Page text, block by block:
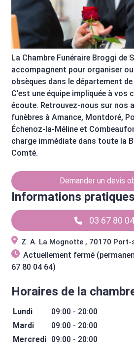
La Chambre Funéraire Broggi de
accompagnent pour organiser
obsèques dans le département
C’est une équipe impliquée à
écoute. Retrouvez-nous sur nos
funèbres à Amance, Montdoré,
Échenoz-la-Méline et
charge immédiate dans toute la
Comté.
Demander un devis
Informations pratiques
03 67 80
Z. A. La Mognotte , 70170 Port-
Actuellement fermé
67 80 04 64)
Horaires de la
Lundi
09:00 - 20:00
Mardi
09:00 - 20:00
Mercredi 09:00 - 20:00